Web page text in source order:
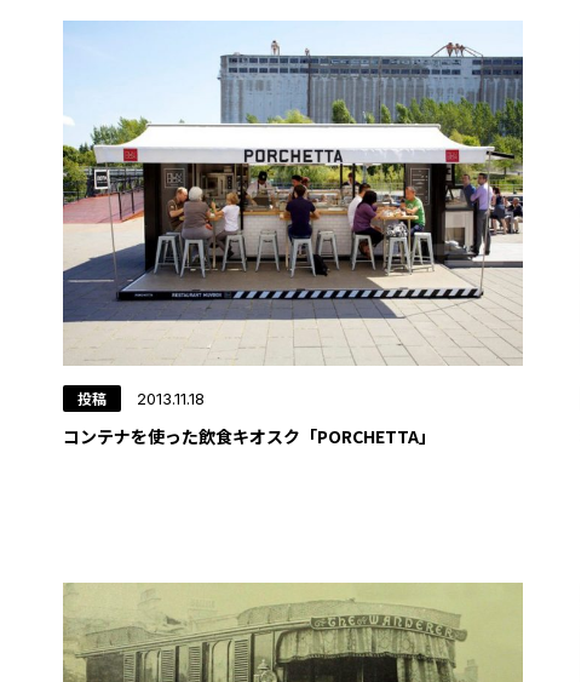
投稿 2013.11.18
コンテナを使った飲食キオスク「PORCHETTA」